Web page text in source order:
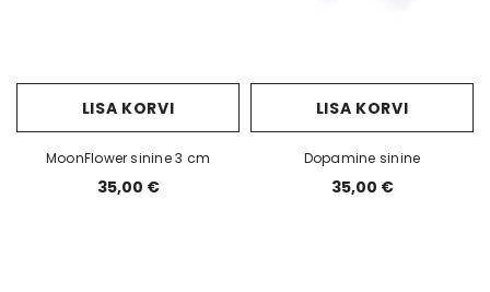
LISA KORVI
MoonFlower sinine 3 cm
35,00 €
LISA KORVI
Dopamine sinine
35,00 €